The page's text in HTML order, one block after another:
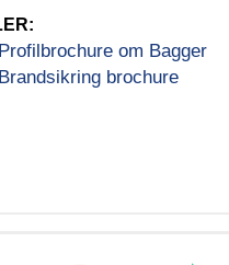
om Bagger
brochure